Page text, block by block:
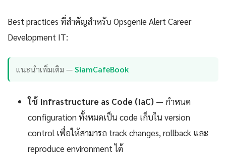
Best practices ที่สำคัญสำหรับ Opsgenie Alert Career
Development IT:
แนะนำเพิ่มเติม —SiamCafeBook
ใช้ Infrastructure as Code (IaC) — กำหนด
configuration ทั้งหมดเป็น code เก็บใน version
control เพื่อให้สามารถ track changes, rollback และ
reproduce environment ได้